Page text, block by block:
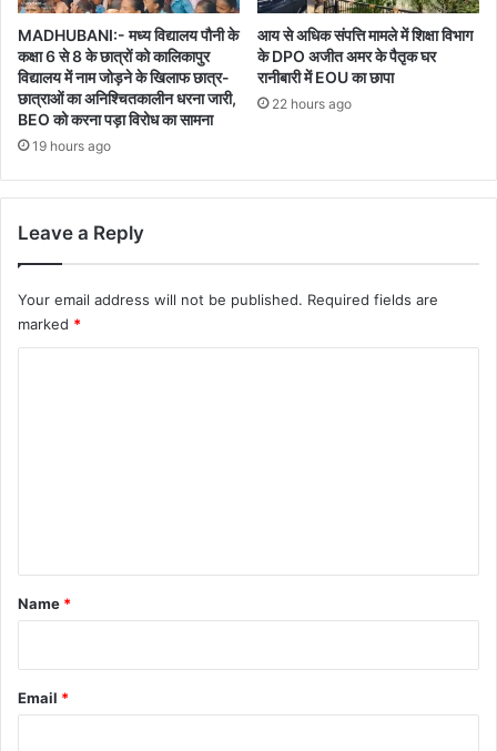
MADHUBANI:- मध्य विद्यालय पौनी के
कक्षा 6 से 8 के छात्रों को कालिकापुर
विद्यालय में नाम जोड़ने के खिलाफ छात्र-
छात्राओं का अनिश्चितकालीन धरना जारी,
BEO को करना पड़ा विरोध का सामना
19 hours ago
आय से अधिक संपत्ति मामले में शिक्षा विभाग
के DPO अजीत अमर के पैतृक घर
रानीबारी में EOU का छापा
22 hours ago
Leave a Reply
Your email address will not be published. Required fields are
marked *
*
Name *
Email *